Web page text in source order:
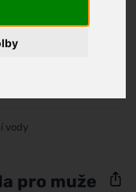
vody
pro muže